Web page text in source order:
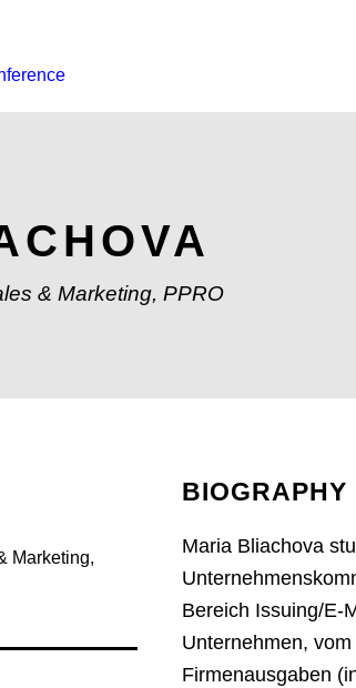
& Marketing, PPRO
Marketing,
BIOGRAPHY
Maria Bliachova
Bereich Issuing/E-
Unternehmen,
Firmenausgaben